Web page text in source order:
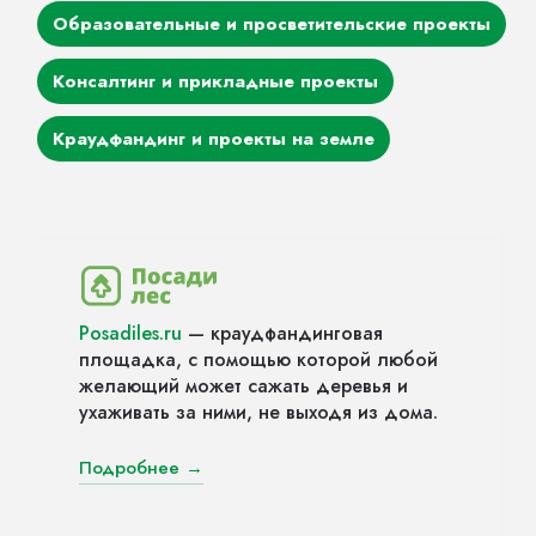
Образовательные и просветительские проекты
Консалтинг и прикладные проекты
Краудфандинг и проекты на земле
Posadiles.ru — краудфандинговая
площадка, с помощью которой любой
желающий может сажать деревья и
ухаживать за ними, не выходя из дома.
Подробнее →